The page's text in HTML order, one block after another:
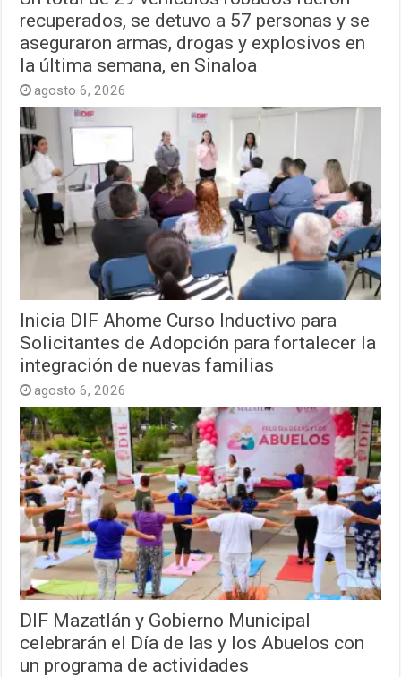
recuperados, se detuvo a 57 personas y se
aseguraron armas, drogas y explosivos en
la última semana, en Sinaloa
agosto 6, 2026
Inicia DIF Ahome Curso Inductivo para
Solicitantes de Adopción para fortalecer la
integración de nuevas familias
agosto 6, 2026
DIF Mazatlán y Gobierno Municipal
celebrarán el Día de las y los Abuelos con
un programa de actividades